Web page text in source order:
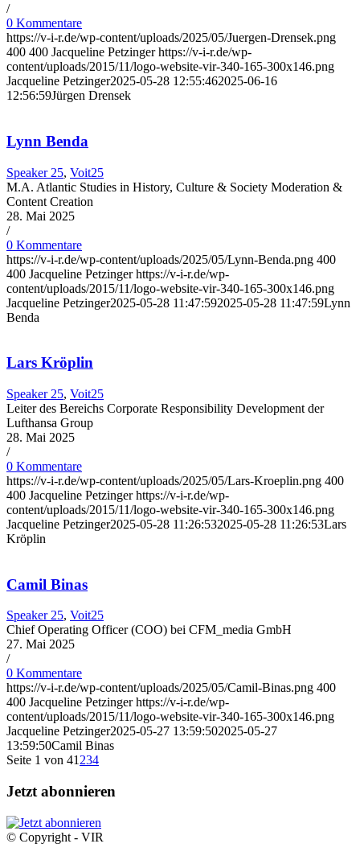
/
0 Kommentare
https://v-i-r.de/wp-content/uploads/2025/05/Juergen-Drensek.png
400 400 Jacqueline Petzinger https://v-i-r.de/wp-
content/uploads/2015/11/logo-website-vir-340-165-300x146.png
Jacqueline Petzinger2025-05-28 12:55:462025-06-16
12:56:59Jürgen Drensek
Lynn Benda
Speaker 25, Voit25
M.A. Atlantic Studies in History, Culture & Society Moderation &
Content Creation
28. Mai 2025
/
0 Kommentare
https://v-i-r.de/wp-content/uploads/2025/05/Lynn-Benda.png 400
400 Jacqueline Petzinger https://v-i-r.de/wp-
content/uploads/2015/11/logo-website-vir-340-165-300x146.png
Jacqueline Petzinger2025-05-28 11:47:592025-05-28 11:47:59Lynn
Benda
Lars Kröplin
Speaker 25, Voit25
Leiter des Bereichs Corporate Responsibility Development der
Lufthansa Group
28. Mai 2025
/
0 Kommentare
https://v-i-r.de/wp-content/uploads/2025/05/Lars-Kroeplin.png 400
400 Jacqueline Petzinger https://v-i-r.de/wp-
content/uploads/2015/11/logo-website-vir-340-165-300x146.png
Jacqueline Petzinger2025-05-28 11:26:532025-05-28 11:26:53Lars
Kröplin
Camil Binas
Speaker 25, Voit25
Chief Operating Officer (COO) bei CFM_media GmbH
27. Mai 2025
/
0 Kommentare
https://v-i-r.de/wp-content/uploads/2025/05/Camil-Binas.png 400
400 Jacqueline Petzinger https://v-i-r.de/wp-
content/uploads/2015/11/logo-website-vir-340-165-300x146.png
Jacqueline Petzinger2025-05-27 13:59:502025-05-27
13:59:50Camil Binas
Seite 1 von 41 234
Jetzt abonnieren
© Copyright - VIR